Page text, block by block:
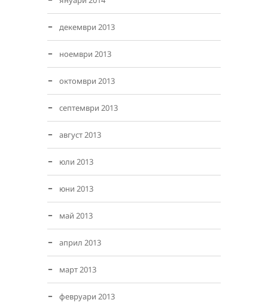
декември 2013
ноември 2013
октомври 2013
септември 2013
август 2013
юли 2013
юни 2013
май 2013
април 2013
март 2013
февруари 2013